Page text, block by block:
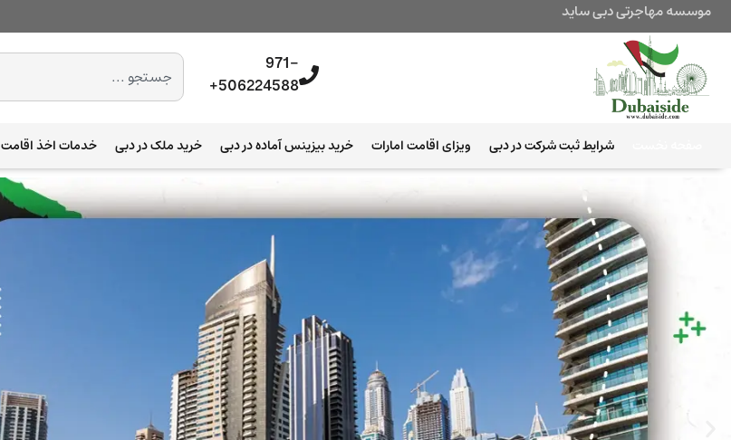
موسسه مهاجرتی دبی ساید
971-
506224588+
شرایط ثبت شرکت در دبی ویزای اقامت امارات خرید بیزینس آماده در دبی خرید ملک در دبی خدمات اخذ اقامت